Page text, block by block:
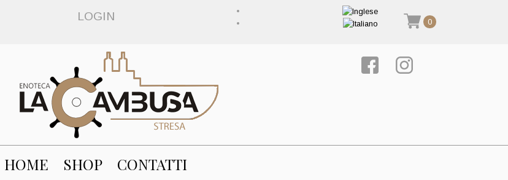
LOGIN 0
HOME SHOP CONTATTI